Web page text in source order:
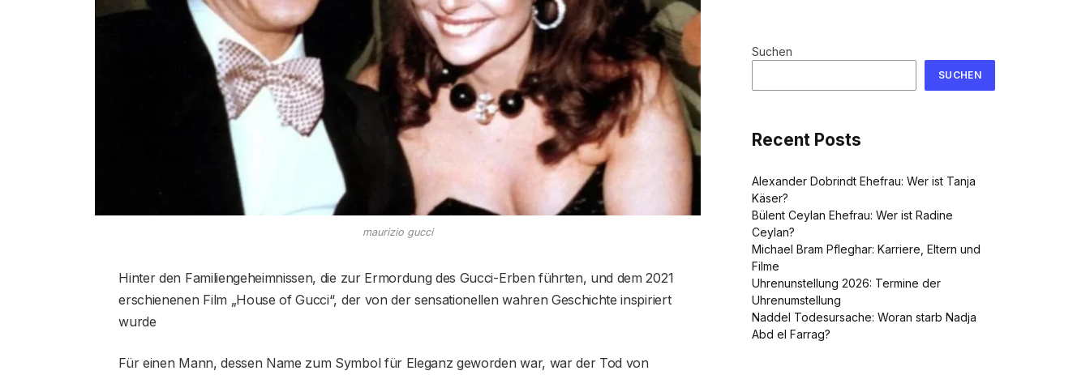
maurizio gucci
Hinter den Familiengeheimnissen, die zur Ermordung des Gucci-Erben führten, und dem 2021
erschienenen Film „House of Gucci“, der von der sensationellen wahren Geschichte inspiriert
wurde
Für einen Mann, dessen Name zum Symbol für Eleganz geworden war, war der Tod von
Suchen
SUCHEN
Recent Posts
Alexander Dobrindt Ehefrau: Wer ist Tanja
Käser?
Bülent Ceylan Ehefrau: Wer ist Radine
Ceylan?
Michael Bram Pfleghar: Karriere, Eltern und
Filme
Uhrenunstellung 2026: Termine der
Uhrenumstellung
Naddel Todesursache: Woran starb Nadja
Abd el Farrag?